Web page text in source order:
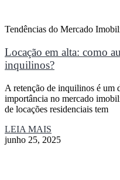
Tendências do Mercado
Locação em alta: como
inquilinos?
A retenção de inquilinos é um
importância no mercado
de locações residenciais tem
LEIA MAIS
junho 25, 2025